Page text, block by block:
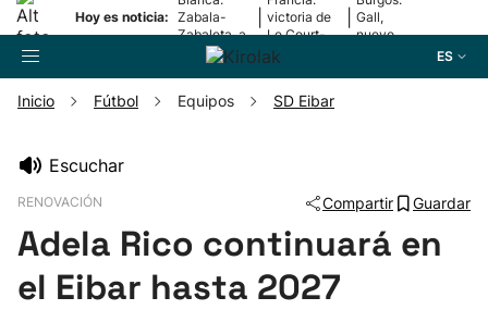
Hoy es noticia: Zabala-
Zabaleta, a
la final
victoria de
Le Court-
Pienaar
Gall,
nuevo
ES
Pelota
Inicio Fútbol Equipos SD Eibar
Escuchar
RENOVACIÓN Compartir Guardar
Adela Rico continuará en
el Eibar hasta 2027